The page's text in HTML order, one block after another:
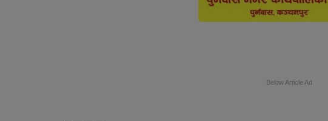
Below Article Ad